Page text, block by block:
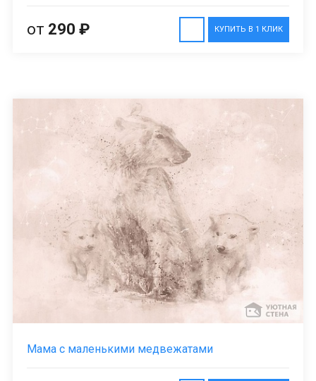
КУПИТЬ В 1 КЛИК
от 290 ₽
Мама с маленькими медвежатами